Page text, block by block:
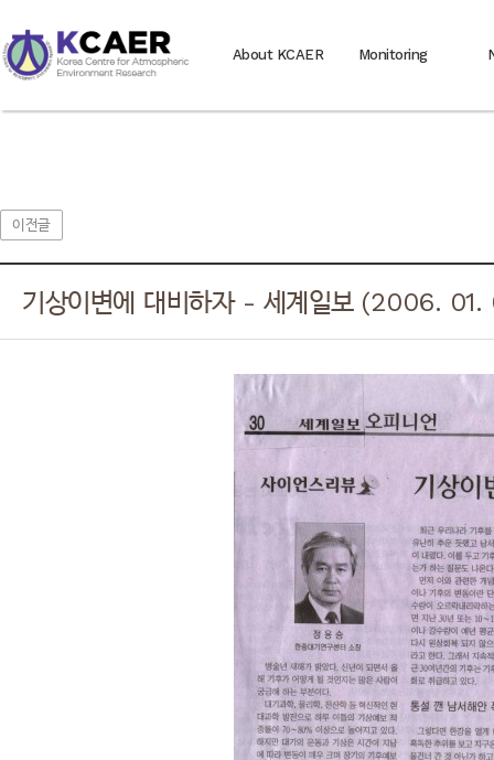
About KCAER Monitoring
이전글
기상이변에 대비하자 - 세계일보 (2006. 01.